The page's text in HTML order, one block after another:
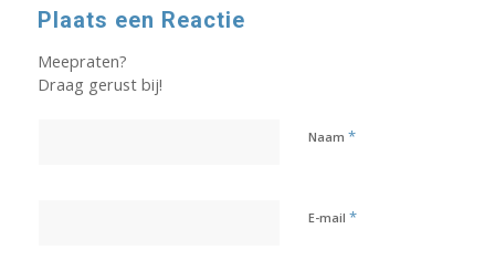
Plaats een Reactie
Meepraten?
Draag gerust bij!
Naam *
E-mail *